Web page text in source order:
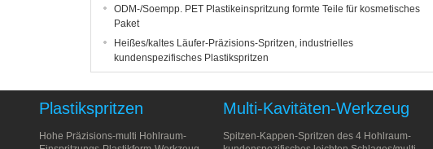
ODM-/Soempp. PET Plastikeinspritzung formte Teile für kosmetisches
Paket
Heißes/kaltes Läufer-Präzisions-Spritzen, industrielles
kundenspezifisches Plastikspritzen
Plastikspritzen
Hohe Präzisions-multi Hohlraum-
Multi-Kavitäten-Werkzeug
Spitzen-Kappen-Spritzen des 4 Hohlraum-